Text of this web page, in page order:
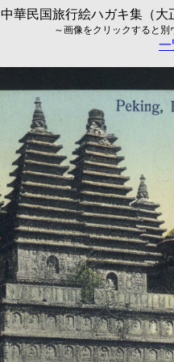
中華民国旅行絵ハガキ集（
～画像をクリックすると
一